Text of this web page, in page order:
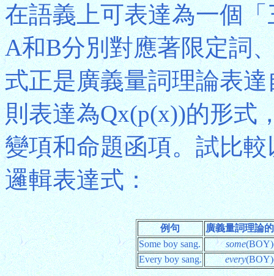
在語義上可表達為一個
A和B分別對應著限定詞
式正是廣義量詞理論表
則表達為Qx(p(x))的形式
變項和命題函項。試比
邏輯表達式：
例句
廣義量詞理論
Some boy sang.
some
Every boy sang.
every